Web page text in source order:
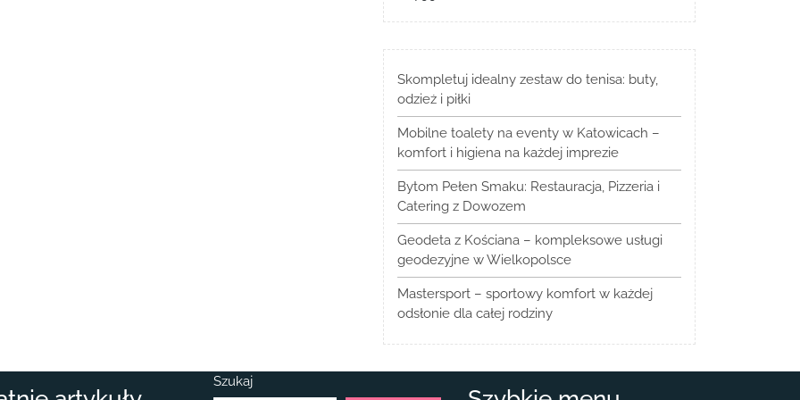
Skompletuj idealny zestaw do tenisa: buty,
odzież i piłki
Mobilne toalety na eventy w Katowicach –
komfort i higiena na każdej imprezie
Bytom Pełen Smaku: Restauracja, Pizzeria i
Catering z Dowozem
Geodeta z Kościana – kompleksowe usługi
geodezyjne w Wielkopolsce
Mastersport – sportowy komfort w każdej
odsłonie dla całej rodziny
Szukaj